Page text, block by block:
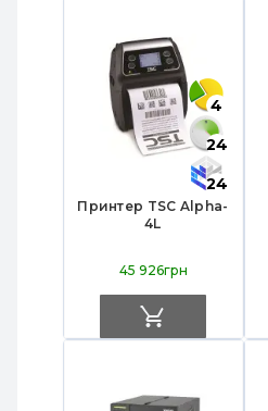
4
24
24
Принтер TSC Alpha-
4L
45 926грн